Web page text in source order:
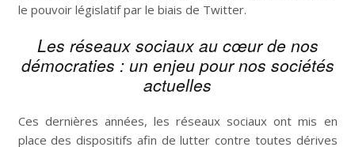
le pouvoir législatif par le biais de Twitter.
Les réseaux sociaux au cœur de nos
démocraties : un enjeu pour nos sociétés
actuelles
Ces dernières années, les réseaux sociaux ont mis en
place des dispositifs afin de lutter contre toutes dérives